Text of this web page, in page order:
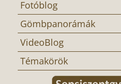
Fotóblog
Gömbpanorámák
VideoBlog
Témakörök